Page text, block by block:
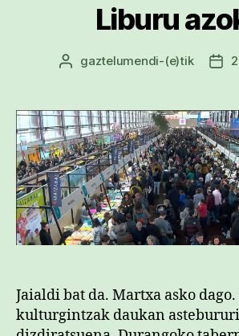
Liburu
Argitalpenaren
gaztelumendi-(e)tik
Jaialdi bat da. Martxa asko
kulturgintzak daukan